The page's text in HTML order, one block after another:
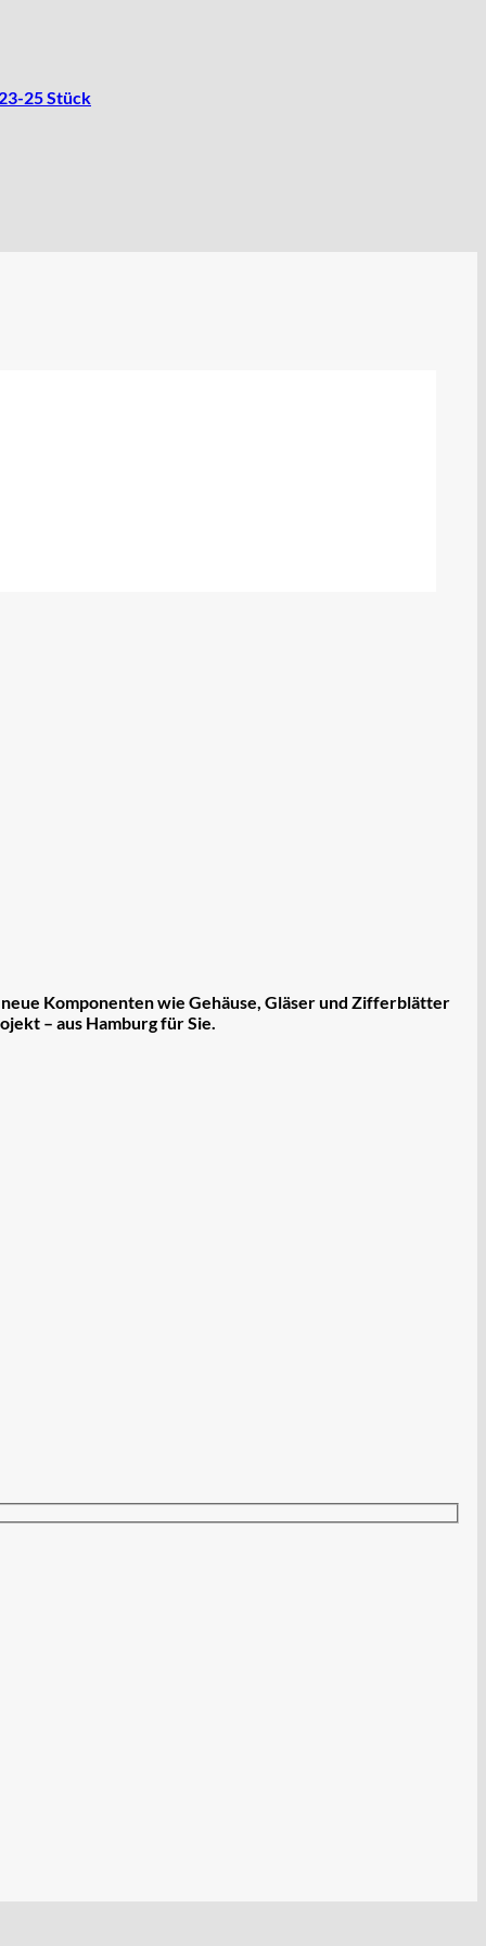
neue Komponentenwie Gehäuse, Gläser und Zifferblätter
– aus Hamburg für Sie.